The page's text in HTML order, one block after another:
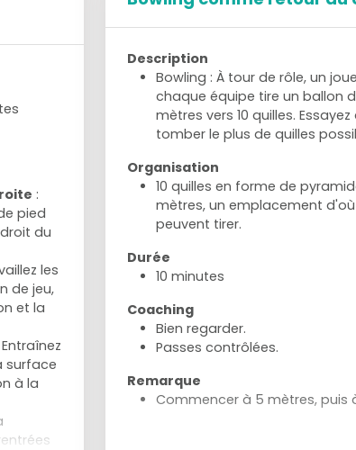
:
pied
du
les
de jeu,
et la
surface
à la
Description
Bowling : À tour de rôle, un
chaque équipe tire un ballon
mètres vers 10 quilles.
tomber le plus de quilles
Organisation
10 quilles en forme de
mètres, un emplacement d'où
peuvent tirer.
Durée
10 minutes
Coaching
Bien regarder.
Passes contrôlées.
Remarque
Commencer à 5 mètres, puis